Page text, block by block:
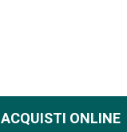
ACQUISTI ONLINE